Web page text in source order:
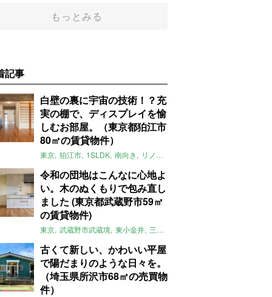
もっとみる
記事
白壁の裏に宇宙の技術！？充
実の棚で、ディスプレイを愉
しむお部屋。（東京都狛江市
80㎡の賃貸物件）
東京 狛江市 1SLDK 南向き リノベ
令和の団地はこんなに心地よ
い。木のぬくもりで包み直し
ました (東京都武蔵野市59㎡
の賃貸物件)
東京 武蔵野市武蔵境 東小金井 三鷹
古くて新しい、かわいい平屋
で陽だまりのような日々を。
（埼玉県所沢市68㎡の売買物
件）